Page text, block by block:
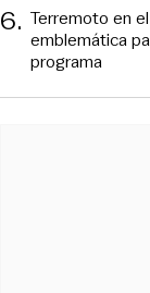
6. Terremoto en
emblemática
programa